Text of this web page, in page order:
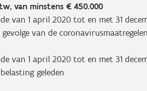
van minstens € 450.000
van 1 april 2020 tot en met 31
gevolge van de
van 1 april 2020 tot en met 31
geleden